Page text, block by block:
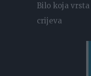
Bilo koja
crijeva